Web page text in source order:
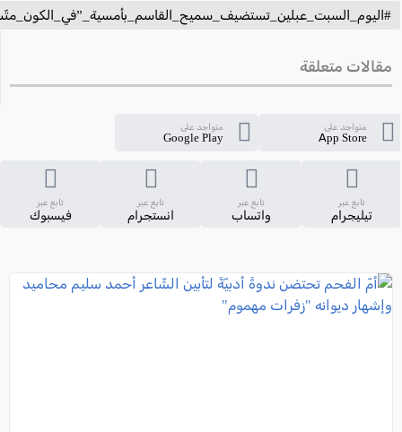
مقالات متعلقة
متواجد على
App Store
متواجد على
Google Play
تابع عبر
تيليجرام
تابع عبر
واتساب
تابع عبر
انستجرام
تابع عبر
فيسبوك